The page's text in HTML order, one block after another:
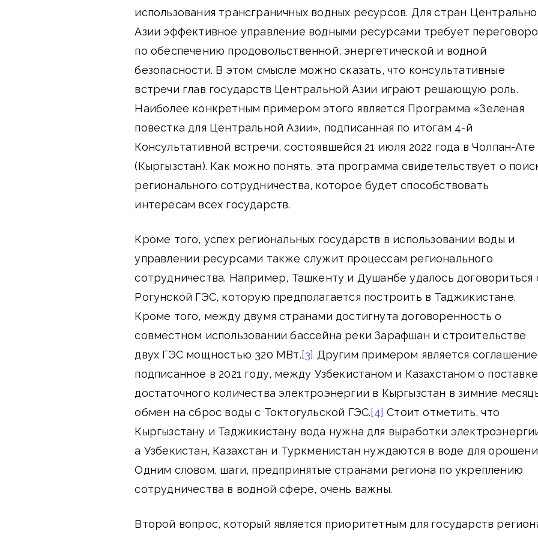
использования трансграничных водных ресурсов. Для стран
Азии эффективное управление водными ресурсами требует
по обеспечению продовольственной, энергетической и водной
безопасности. В этом смысле можно сказать, что консультативные
встречи глав государств Центральной Азии играют решающую роль.
Наиболее конкретным примером этого является Программа «Зеленая
повестка для Центральной Азии», подписанная по итогам 4-й
Консультативной встречи, состоявшейся 21 июля 2022 года в Чолпан-Ате
(Кыргызстан). Как можно понять, эта программа свидетельствует о
регионального сотрудничества, которое будет способствовать
интересам всех государств.
Кроме того, успех региональных государств в использовании воды и
управлении ресурсами также служит процессам регионального
сотрудничества. Например, Ташкенту и Душанбе удалось договориться
Рогунской ГЭС, которую предполагается построить в Таджикистане.
Кроме того, между двумя странами достигнута договоренность о
совместном использовании бассейна реки Зарафшан и строительстве
двух ГЭС мощностью 320 МВт.[3] Другим примером является
подписанное в 2021 году, между Узбекистаном и Казахстаном о поставке
достаточного количества электроэнергии в Кыргызстан в зимние
обмен на сброс воды с Токтогульской ГЭС.[4] Стоит отметить, что
Кыргызстану и Таджикистану вода нужна для выработки
а Узбекистан, Казахстан и Туркменистан нуждаются в воде для
Одним словом, шаги, предпринятые странами региона по укреплению
сотрудничества в водной сфере, очень важны.
Второй вопрос, который является приоритетным для государств